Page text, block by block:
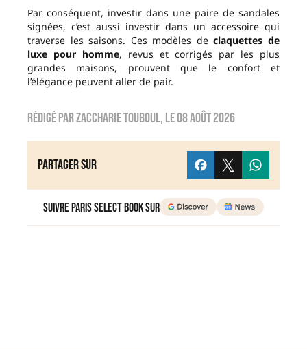
Par conséquent, investir dans une paire de sandales
signées, c’est aussi investir dans un accessoire qui
traverse les saisons. Ces modèles declaquettes de
luxe pour homme, revus et corrigés par les plus
grandes maisons, prouvent que le confort et
l’élégance peuvent aller de pair.
Rédigé parzaccharie touboul, le08 août 2026
Partager sur
Suivre Paris Select Book sur